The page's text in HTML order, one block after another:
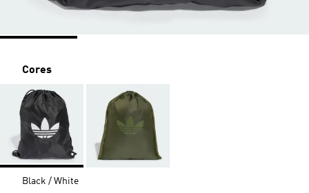
Cores
Black / White